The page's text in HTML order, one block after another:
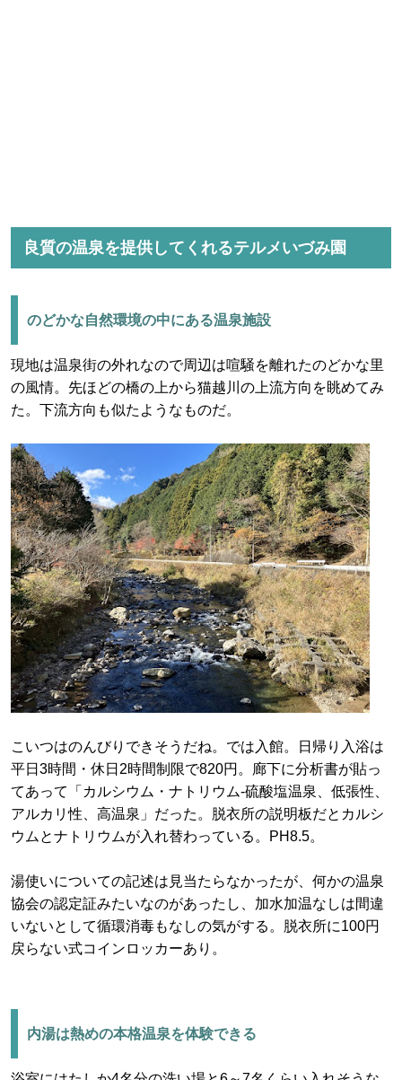
良質の温泉を提供してくれるテルメいづみ園
のどかな自然環境の中にある温泉施設
現地は温泉街の外れなので周辺は喧騒を離れたのどかな里
の風情。先ほどの橋の上から猫越川の上流方向を眺めてみ
た。下流方向も似たようなものだ。
こいつはのんびりできそうだね。では入館。日帰り入浴は
平日3時間・休日2時間制限で820円。廊下に分析書が貼っ
てあって「カルシウム・ナトリウム-硫酸塩温泉、低張性、
アルカリ性、高温泉」だった。脱衣所の説明板だとカルシ
ウムとナトリウムが入れ替わっている。PH8.5。
湯使いについての記述は見当たらなかったが、何かの温泉
協会の認定証みたいなのがあったし、加水加温なしは間違
いないとして循環消毒もなしの気がする。脱衣所に100円
戻らない式コインロッカーあり。
内湯は熱めの本格温泉を体験できる